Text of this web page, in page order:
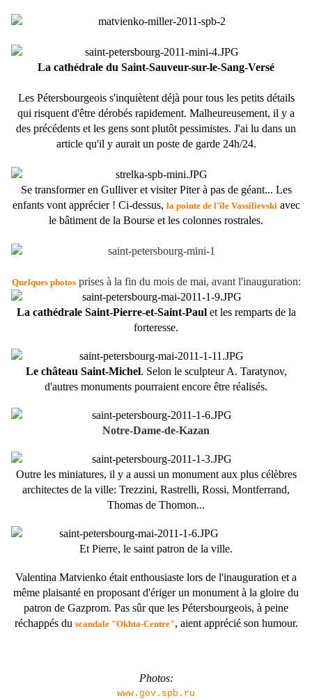
La cathédrale du Saint-Sauveur-sur-le-Sang-Versé
Les Pétersbourgeois s'inquiètent déjà pour tous les petits détails
qui risquent d'être dérobés rapidement. Malheureusement, il y a
des précédents et les gens sont plutôt pessimistes. J'ai lu dans un
article qu'il y aurait un poste de garde 24h/24.
Se transformer en Gulliver et visiter Piter à pas de géant... Les
enfants vont apprécier ! Ci-dessus, la pointe de l'île Vassilievski avec
le bâtiment de la Bourse et les colonnes rostrales.
Quelques photosprises à la fin du mois de mai, avant l'inauguration:
La cathédrale Saint-Pierre-et-Saint-Paulet les remparts de la
forteresse.
Le château Saint-Michel. Selon le sculpteur A. Taratynov,
d'autres monuments pourraient encore être réalisés.
Notre-Dame-de-Kazan
Outre les miniatures, il y a aussi un monument aux plus célèbres
architectes de la ville: Trezzini, Rastrelli, Rossi, Montferrand,
Thomas de Thomon...
Et Pierre, le saint patron de la ville.
Valentina Matvienko était enthousiaste lors de l'inauguration et a
même plaisanté en proposant d'ériger un monument à la gloire du
patron de Gazprom. Pas sûr que les Pétersbourgeois, à peine
réchappés du scandale "Okhta-Centre", aient apprécié son humour.
Photos:
www.gov.spb.ru